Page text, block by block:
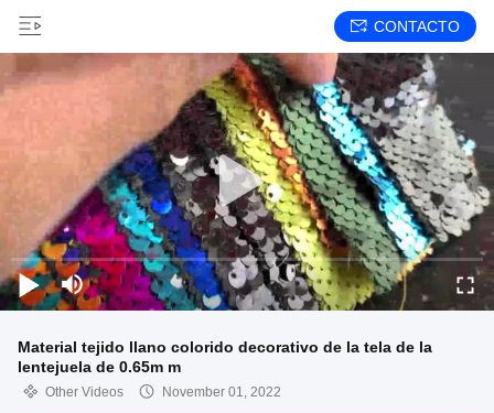
CONTACTO
Material tejido llano colorido decorativo de la tela de la
lentejuela de 0.65m m
Other Videos November 01, 2022